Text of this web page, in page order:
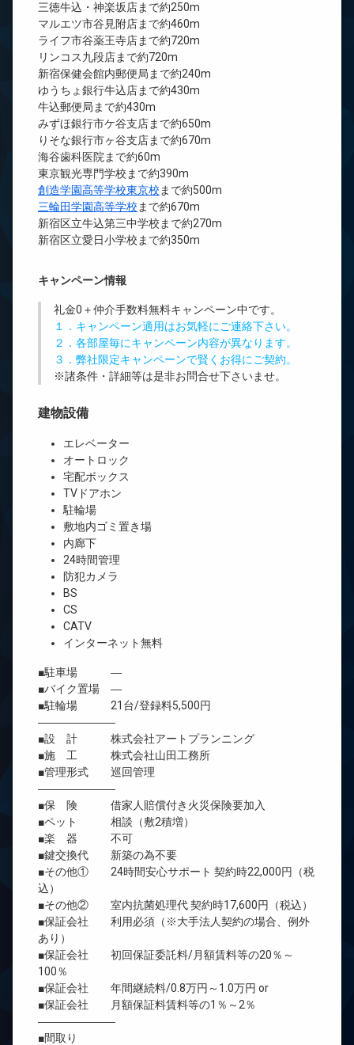
三徳牛込・神楽坂店まで約250m
マルエツ市谷見附店まで約460m
ライフ市谷薬王寺店まで約720m
リンコス九段店まで約720m
新宿保健会館内郵便局まで約240m
ゆうちょ銀行牛込店まで約430m
牛込郵便局まで約430m
みずほ銀行市ケ谷支店まで約650m
りそな銀行市ヶ谷支店まで約670m
海谷歯科医院まで約60m
東京観光専門学校まで約390m
創造学園高等学校東京校 まで約500m
三輪田学園高等学校 まで約670m
新宿区立牛込第三中学校まで約270m
新宿区立愛日小学校まで約350m
キャンペーン情報
礼金0 ＋仲介手数料無料キャンペーン中です。
１．キャンペーン適用はお気軽にご連絡下さい。
２．各部屋毎にキャンペーン内容が異なります。
３．弊社限定キャンペーンで賢くお得にご契約。
※諸条件・詳細等は是非お問合せ下さいませ。
建物設備
エレベーター
オートロック
宅配ボックス
TVドアホン
駐輪場
敷地内ゴミ置き場
内廊下
24時間管理
防犯カメラ
BS
CS
CATV
インターネット無料
■駐車場 ―
■バイク置場 ―
■駐輪場 21台/登録料5,500円
―――――――
■設 計 株式会社アートプランニング
■施 工 株式会社山田工務所
■管理形式 巡回管理
―――――――
■保 険 借家人賠償付き火災保険要加入
■ペット 相談（敷2積増）
■楽 器 不可
■鍵交換代 新築の為不要
■その他① 24時間安心サポート 契約時22,000円（税
込）
■その他② 室内抗菌処理代 契約時17,600円（税込）
■保証会社 利用必須（※大手法人契約の場合、例外
あり）
■保証会社 初回保証委託料/月額賃料等の20％～
100％
■保証会社 年間継続料/0.8万円～1.0万円 or
■保証会社 月額保証料賃料等の1％～2％
―――――――
■間取り